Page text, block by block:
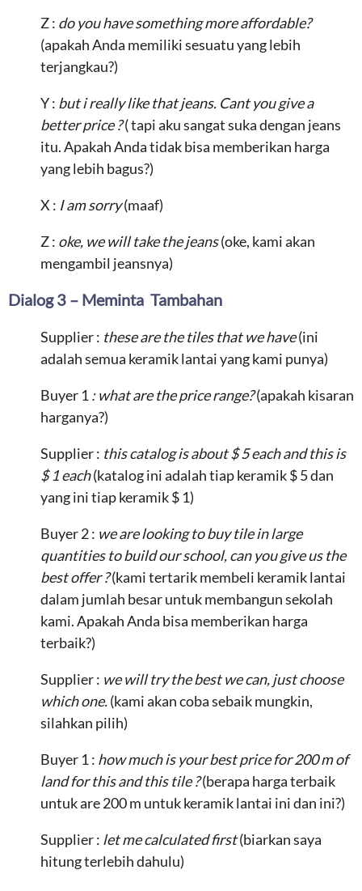
Z : do you have something more affordable?
(apakah Anda memiliki sesuatu yang lebih
terjangkau?)
Y : but i really like that jeans. Cant you give a
better price ?( tapi aku sangat suka dengan jeans
itu. Apakah Anda tidak bisa memberikan harga
yang lebih bagus?)
X : I am sorry(maaf)
Z : oke, we will take the jeans(oke, kami akan
mengambil jeansnya)
Dialog 3 – Meminta Tambahan
Supplier : these are the tiles that we have(ini
adalah semua keramik lantai yang kami punya)
Buyer 1 : what are the price range?(apakah kisaran
harganya?)
Supplier : this catalog is about $ 5 each and this is
$ 1 each(katalog ini adalah tiap keramik $ 5 dan
yang ini tiap keramik $ 1)
Buyer 2 : we are looking to buy tile in large
quantities to build our school, can you give us the
best offer ?(kami tertarik membeli keramik lantai
dalam jumlah besar untuk membangun sekolah
kami. Apakah Anda bisa memberikan harga
terbaik?)
Supplier : we will try the best we can, just choose
which one.(kami akan coba sebaik mungkin,
silahkan pilih)
Buyer 1 : how much is your best price for 200 m of
land for this and this tile ?(berapa harga terbaik
untuk are 200 m untuk keramik lantai ini dan ini?)
Supplier : let me calculated first(biarkan saya
hitung terlebih dahulu)